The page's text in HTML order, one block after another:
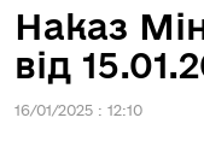
Наказ
від
16/01/2025 : 12:10